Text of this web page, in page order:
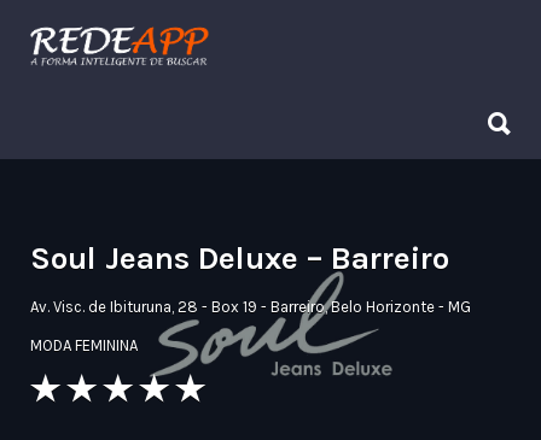
Procurar:
Soul Jeans Deluxe – Barreiro
Av. Visc. de Ibituruna, 28 - Box 19 - Barreiro, Belo Horizonte - MG
MODA FEMININA